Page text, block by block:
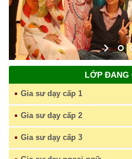
LỚP ĐANG
Gia sư dạy cấp 1
Gia sư dạy cấp 2
Gia sư dạy cấp 3